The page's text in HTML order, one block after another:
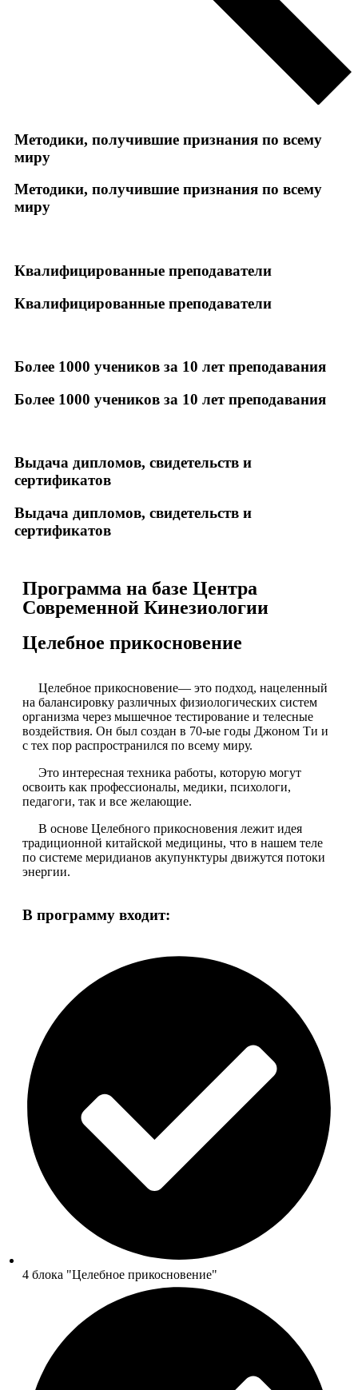
Методики, получившие признания по всему
миру
Методики, получившие признания по всему
миру
Квалифицированные преподаватели
Квалифицированные преподаватели
Более 1000 учеников за 10 лет преподавания
Более 1000 учеников за 10 лет преподавания
Выдача дипломов, свидетельств и
сертификатов
Выдача дипломов, свидетельств и
сертификатов
Программа на базе Центра
Современной Кинезиологии
Целебное прикосновение
Целебное прикосновение— это подход, нацеленный
на балансировку различных физиологических систем
организма через мышечное тестирование и телесные
воздействия. Он был создан в 70-ые годы Джоном Ти и
с тех пор распространился по всему миру.
Это интересная техника работы, которую могут
освоить как профессионалы, медики, психологи,
педагоги, так и все желающие.
В основе Целебного прикосновения лежит идея
традиционной китайской медицины, что в нашем теле
по системе меридианов акупунктуры движутся потоки
энергии.
В программу входит:
4 блока "Целебное прикосновение"